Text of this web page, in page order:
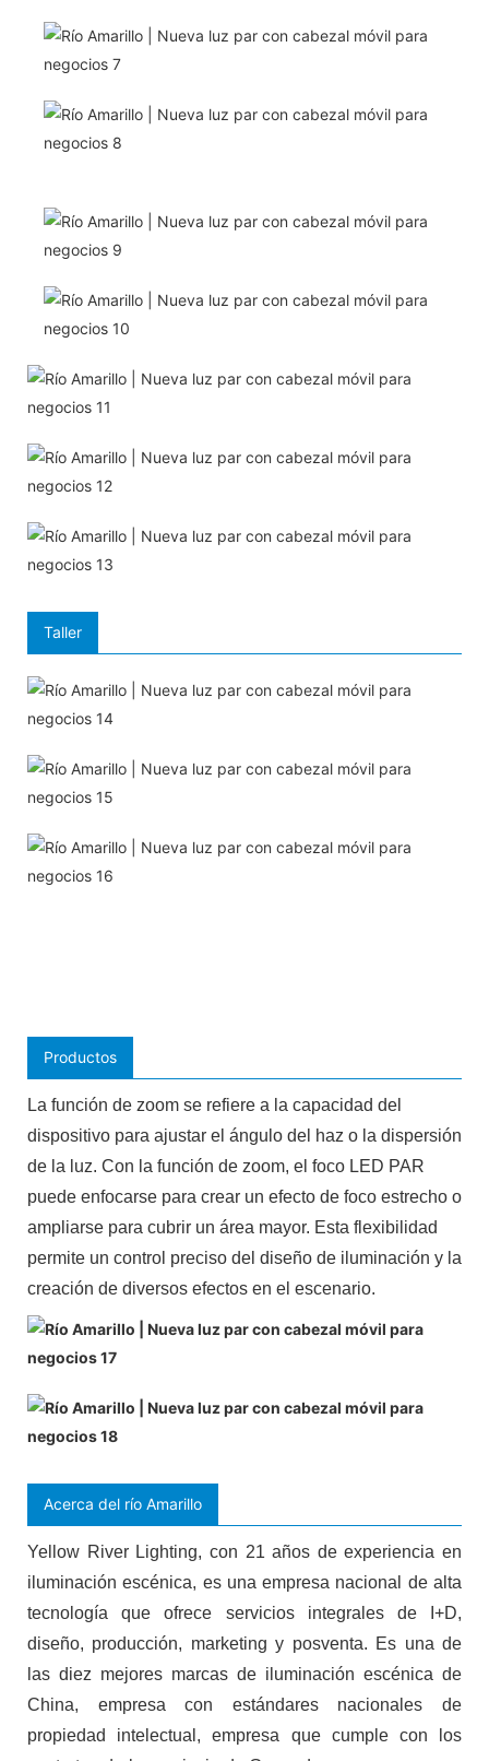
Taller
Productos
La función de zoom se refiere a la capacidad del
dispositivo para ajustar el ángulo del haz o la dispersión
de la luz. Con la función de zoom, el foco LED PAR
puede enfocarse para crear un efecto de foco estrecho o
ampliarse para cubrir un área mayor. Esta flexibilidad
permite un control preciso del diseño de iluminación y la
creación de diversos efectos en el escenario.
Acerca del río Amarillo
Yellow River Lighting, con 21 años de experiencia en
iluminación escénica, es una empresa nacional de alta
tecnología que ofrece servicios integrales de I+D,
diseño, producción, marketing y posventa. Es una de
las diez mejores marcas de iluminación escénica de
China, empresa con estándares nacionales de
propiedad intelectual, empresa que cumple con los